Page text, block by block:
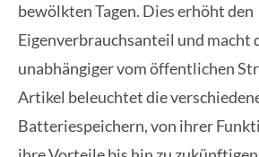
bewölkten Tagen. Dies erhöht den
Eigenverbrauchsanteil und macht
unabhängiger vom öffentlichen
Artikel beleuchtet die
Batteriespeichern, von ihrer